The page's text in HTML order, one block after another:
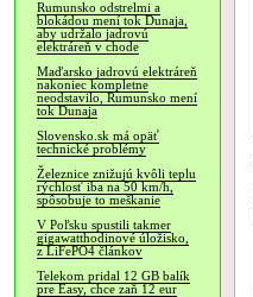
Rumunsko odstrelmi a
blokádou mení tok Dunaja,
aby udržalo jadrovú
elektráreň v chode
Maďarsko jadrovú elektráreň
nakoniec kompletne
neodstavilo, Rumunsko mení
tok Dunaja
Slovensko.sk má opäť
technické problémy
Železnice znižujú kvôli teplu
rýchlosť iba na 50 km/h,
spôsobuje to meškanie
V Poľsku spustili takmer
gigawatthodinové úložisko,
z LiFePO4 článkov
Telekom pridal 12 GB balík
pre Easy, chce zaň 12 eur